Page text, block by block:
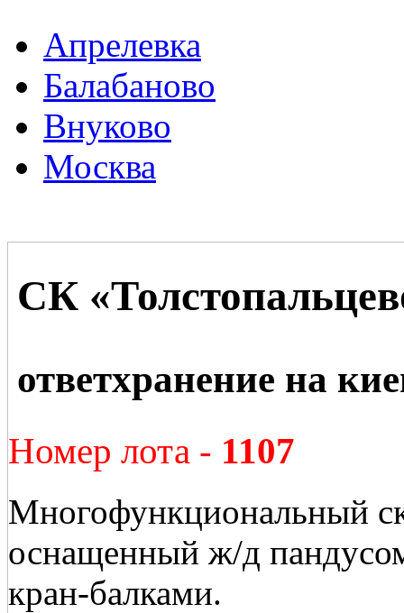
Апрелевка
Балабаново
Внуково
Москва
СК
ответхранение на
Номер лота - 1107
Многофункциональный
оснащенный ж/д
кран-балками.